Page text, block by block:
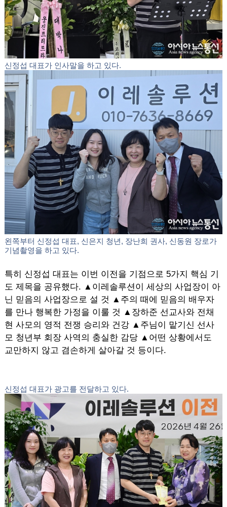
이재원 장로(선사모 서기)가 격려사를 하고 있다.
격려사로는 한명석 장로(일성공영아트건축 대표이사), 황
창호 장로(선사모 사무총장), 성정현 장로(국외 선교부 회
장), 이재원 장로(선사모 서기), 송홍렬 대표(문도풍력 대
표이사) 등이 나서 신사옥 이전을 축하했다.